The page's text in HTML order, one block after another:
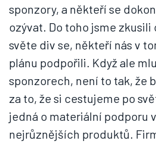
sponzory, a někteří se
ozývat. Do toho jsme
světe div se, někteří nás v
plánu podpořili. Když ale
sponzorech, není to tak, že
za to, že si cestujeme po
jedná o materiální podporu
nejrůznějších produktů.